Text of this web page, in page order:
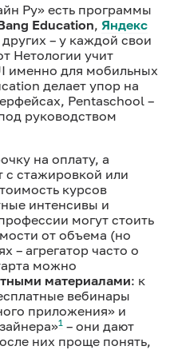
Ру» есть программы
Education, Яндекс
других – у каждой свои
Нетологии учит
именно для мобильных
делает упор на
Pentaschool –
руководством
на оплату, а
стажировкой или
курсов
интенсивы и
могут стоить
от объема (но
– агрегатор часто о
можно
материалами: к
вебинары
приложения» и
1 – они дают
них проще понять,